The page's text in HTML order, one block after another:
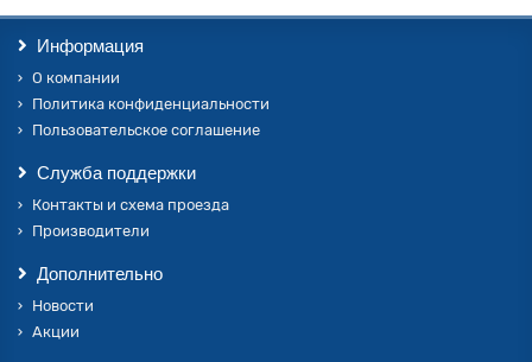
Информация
О компании
Политика конфиденциальности
Пользовательское соглашение
Служба поддержки
Контакты и схема проезда
Производители
Дополнительно
Новости
Акции